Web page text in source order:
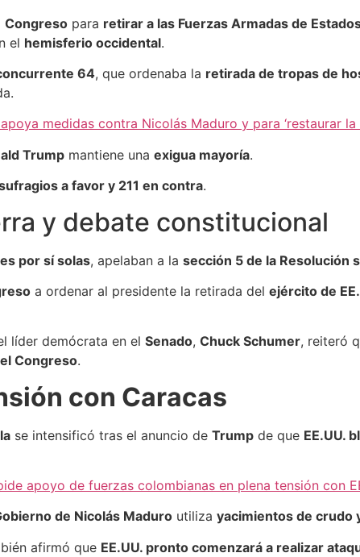
Congreso para retirar a las Fuerzas Armadas de
el hemisferio occidental.
64, que ordenaba la retirada de tropas de
medidas contra Nicolás Maduro y para ‘restaurar la
Trump mantiene una exigua mayoría.
a favor y 211 en contra.
y debate constitucional
por sí solas, apelaban a la sección 5 de la Resolución
a ordenar al presidente la retirada del ejército de
líder demócrata en el Senado, Chuck Schumer, reiteró
Congreso.
con Caracas
se intensificó tras el anuncio de Trump de que EE.UU.
apoyo de fuerzas colombianas en plena tensión con
de Nicolás Maduro utiliza yacimientos de crudo
afirmó que EE.UU. pronto comenzará a realizar